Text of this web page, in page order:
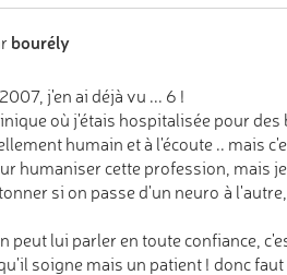
bourély
j'en ai déjà vu ... 6 !
où j'étais hospitalisée pour
humain et à l'écoute .. mais
humaniser cette profession, mais
si on passe d'un neuro à
peut lui parler en toute confiance,
soigne mais un patient ! donc